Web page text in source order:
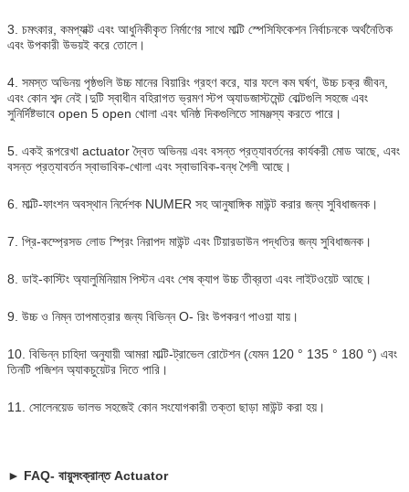
3. চমৎকার, কমপ্যাক্ট এবং আধুনিকীকৃত নির্মাণের সাথে মাল্টি স্পেসিফিকেশন নির্বাচনকে অর্থনৈতিক
এবং উপকারী উভয়ই করে তোলে।
4. সমস্ত অভিনয় পৃষ্ঠগুলি উচ্চ মানের বিয়ারিং গ্রহণ করে, যার ফলে কম ঘর্ষণ, উচ্চ চক্র জীবন,
এবং কোন শব্দ নেই।দুটি স্বাধীন বহিরাগত ভ্রমণ স্টপ অ্যাডজাস্টমেন্ট বোল্টগুলি সহজে এবং
সুনির্দিষ্টভাবে open 5 open খোলা এবং ঘনিষ্ঠ দিকগুলিতে সামঞ্জস্য করতে পারে।
5. একই রূপরেখা actuator দ্বৈত অভিনয় এবং বসন্ত প্রত্যাবর্তনের কার্যকরী মোড আছে, এবং
বসন্ত প্রত্যাবর্তন স্বাভাবিক-খোলা এবং স্বাভাবিক-বন্ধ শৈলী আছে।
6. মাল্টি-ফাংশন অবস্থান নির্দেশক NUMER সহ আনুষাঙ্গিক মাউন্ট করার জন্য সুবিধাজনক।
7. প্রি-কম্প্রেসড লোড স্প্রিং নিরাপদ মাউন্ট এবং টিয়ারডাউন পদ্ধতির জন্য সুবিধাজনক।
8. ডাই-কাস্টিং অ্যালুমিনিয়াম পিস্টন এবং শেষ ক্যাপ উচ্চ তীব্রতা এবং লাইটওয়েট আছে।
9. উচ্চ ও নিম্ন তাপমাত্রার জন্য বিভিন্ন O- রিং উপকরণ পাওয়া যায়।
10. বিভিন্ন চাহিদা অনুযায়ী আমরা মাল্টি-ট্রাভেল রোটেশন (যেমন 120 ° 135 ° 180 °) এবং
তিনটি পজিশন অ্যাকচুয়েটর দিতে পারি।
11. সোলেনয়েড ভালভ সহজেই কোন সংযোগকারী তক্তা ছাড়া মাউন্ট করা হয়।
► FAQ- বায়ুসংক্রান্ত Actuator